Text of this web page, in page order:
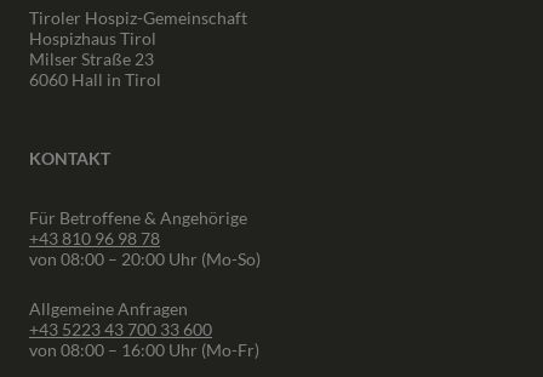
Tiroler Hospiz-Gemeinschaft
Hospizhaus Tirol
Milser Straße 23
6060 Hall in Tirol
KONTAKT
Für Betroffene & Angehörige
+43 810 96 98 78
von 08:00 – 20:00 Uhr (Mo-So)
Allgemeine Anfragen
+43 5223 43 700 33 600
von 08:00 – 16:00 Uhr (Mo-Fr)